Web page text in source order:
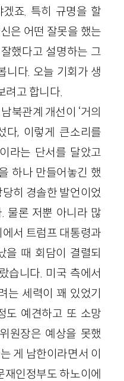
죠. 특히 규명을 할
은 어떤 잘못을 했는
했다고 설명하는 그
니다. 오늘 기회가 생
려고 합니다.
북관계 개선이 ‘거의
다, 이렇게 큰소리를
라는 단서를 달았고
하나 만들어놓긴 했
히 경솔한 발언이었
물론 저뿐 아니라 많
서 트럼프 대통령과
을 때 회담이 결렬되
습니다. 미국 측에서
는 세력이 꽤 있었기
도 예견하고 또 소망
원장은 예상을 못했
게 남한이라면서 이
재인정부도 하노이에